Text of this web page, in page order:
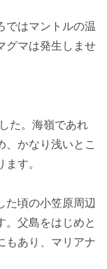
ではマントルの温
グマは発生しませ
た。海嶺であれ
、かなり浅いとこ
ます。
た頃の小笠原周辺
。父島をはじめと
もあり、マリアナ